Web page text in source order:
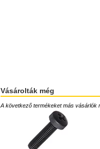
Vásárolták még
A következő termékeket más vásárlók